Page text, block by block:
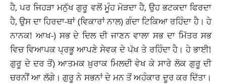
ਹੈ, ਪਰ ਜਿਹੜਾ ਮਨੁੱਖ ਗੁਰੂ ਵਲੋਂ ਮੂੰਹ ਮੋੜਦਾ ਹੈ, ਉਹ ਭਟਕਦਾ ਫਿਰਦਾ
ਹੈ, ਉਸ ਦਾ ਹਿਰਦਾ-ਥਾਂ (ਵਿਕਾਰਾਂ ਨਾਲ) ਗੰਦਾ ਟਿਕਿਆ ਰਹਿੰਦਾ ਹੈ। ਹੇ
ਨਾਨਕ! ਆਖ-) ਸਭ ਦੇ ਦਿਲ ਦੀ ਜਾਣਨ ਵਾਲਾ ਸਭ ਦਾ ਮਿੱਤਰ ਸਭ
ਵਿਚ ਵਿਆਪਕ ਪ੍ਰਭੂ ਆਪਣੇ ਸੇਵਕ ਦੇ ਪੱਖ ਤੇ ਰਹਿੰਦਾ ਹੈ। ਹੇ ਭਾਈ!
ਗੁਰੂ ਦੇ ਦਰ ਤੋਂ) ਆਤਮਕ ਖ਼ੁਰਾਕ ਮਿਲਦੀ ਵੇਖ ਕੇ ਸਾਰੇ ਲੋਕ ਗੁਰੂ ਦੀ
ਚਰਨੀਂ ਆ ਲੱਗੇ। ਗੁਰੂ ਨੇ ਸਭਨਾਂ ਦੇ ਮਨ ਤੋਂ ਅਹੰਕਾਰ ਦੂਰ ਕਰ ਦਿੱਤਾ।